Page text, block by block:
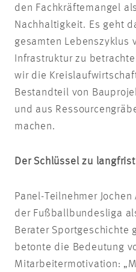
den Fachkräftemangel
Nachhaltigkeit. Es geht
gesamten Lebenszyklus
Infrastruktur zu
wir die
Bestandteil von
und aus
machen.
Der Schlüssel zu
Panel-Teilnehmer
der Fußballbundesliga
Berater Sportgeschichte
betonte die Bedeutung
Mitarbeitermotivation: